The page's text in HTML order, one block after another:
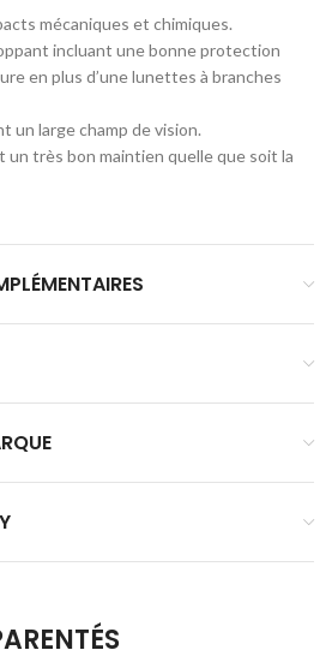
mécaniques et chimiques.
incluant une bonne protection
en plus d’une lunettes à branches
un large champ de vision.
un très bon maintien quelle que soit la